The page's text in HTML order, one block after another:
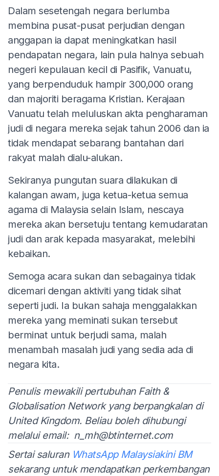
Dalam sesetengah negara berlumba
membina pusat-pusat perjudian dengan
anggapan ia dapat meningkatkan hasil
pendapatan negara, lain pula halnya sebuah
negeri kepulauan kecil di Pasifik, Vanuatu,
yang berpenduduk hampir 300,000 orang
dan majoriti beragama Kristian. Kerajaan
Vanuatu telah meluluskan akta pengharaman
judi di negara mereka sejak tahun 2006 dan ia
tidak mendapat sebarang bantahan dari
rakyat malah dialu-alukan.
Sekiranya pungutan suara dilakukan di
kalangan awam, juga ketua-ketua semua
agama di Malaysia selain Islam, nescaya
mereka akan bersetuju tentang kemudaratan
judi dan arak kepada masyarakat, melebihi
kebaikan.
Semoga acara sukan dan sebagainya tidak
dicemari dengan aktiviti yang tidak sihat
seperti judi. Ia bukan sahaja menggalakkan
mereka yang meminati sukan tersebut
berminat untuk berjudi sama, malah
menambah masalah judi yang sedia ada di
negara kita.
Penulis mewakili pertubuhan Faith &
Globalisation Network yang berpangkalan di
United Kingdom. Beliau boleh dihubungi
melalui email: n_mh@btinternet.com
Sertai saluran WhatsApp Malaysiakini BM
sekarang untuk mendapatkan perkembangan